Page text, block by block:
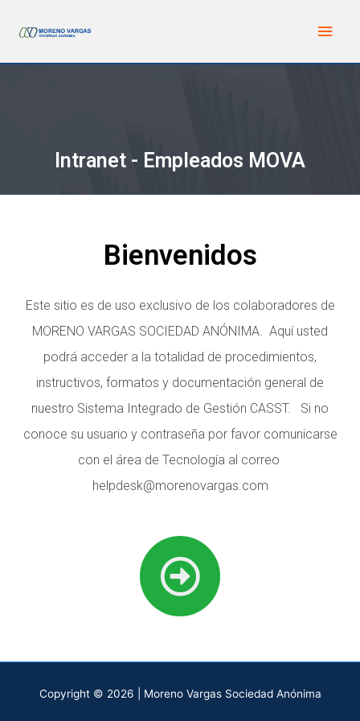
Intranet - Empleados MOVA
Bienvenidos
Este sitio es de uso exclusivo de los colaboradores de
MORENO VARGAS SOCIEDAD ANÓNIMA. Aquí usted
podrá acceder a la totalidad de procedimientos,
instructivos, formatos y documentación general de
nuestro Sistema Integrado de Gestión CASST. Si no
conoce su usuario y contraseña por favor comunicarse
con el área de Tecnología al correo
helpdesk@morenovargas.com
Copyright © 2026 | Moreno Vargas Sociedad Anónima